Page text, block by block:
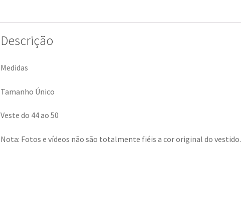
Descrição
Medidas
Tamanho Único
Veste do 44 ao 50
Nota: Fotos e vídeos não são totalmente fiéis a cor original do vestido.